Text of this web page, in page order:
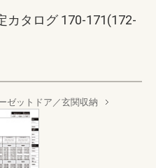
カタログ 170-171(172-
ゼットドア／玄関収納